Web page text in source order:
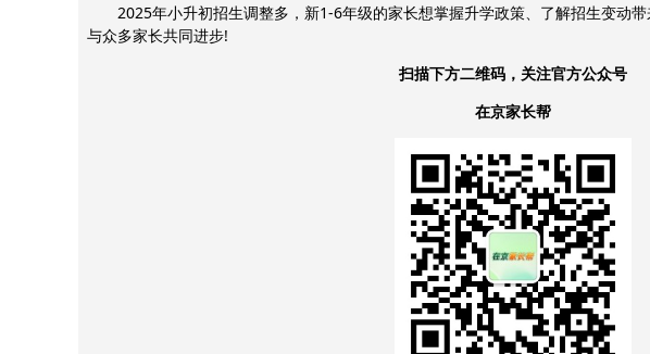
2025年小升初招生调整多，新1-6年级的家长想掌握升学政策、了解招生变动带
与众多家长共同进步!
扫描下方二维码，关注官方公众号
在京家长帮